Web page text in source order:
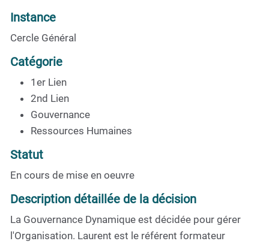
Instance
Cercle Général
Catégorie
1er Lien
2nd Lien
Gouvernance
Ressources Humaines
Statut
En cours de mise en oeuvre
Description détaillée de la décision
La Gouvernance Dynamique est décidée pour gérer
l'Organisation. Laurent est le référent formateur